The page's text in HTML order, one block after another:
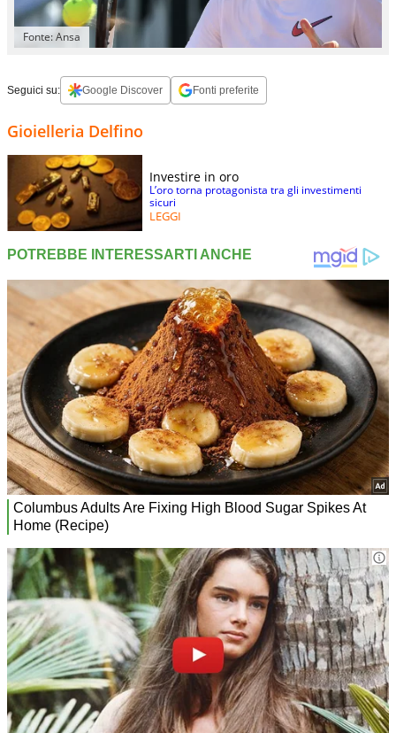
Fonte: Ansa
Seguici su: Google Discover Fonti preferite
Gioielleria Delfino
Investire in oro
L’oro torna protagonista tra gli investimenti
sicuri
LEGGI